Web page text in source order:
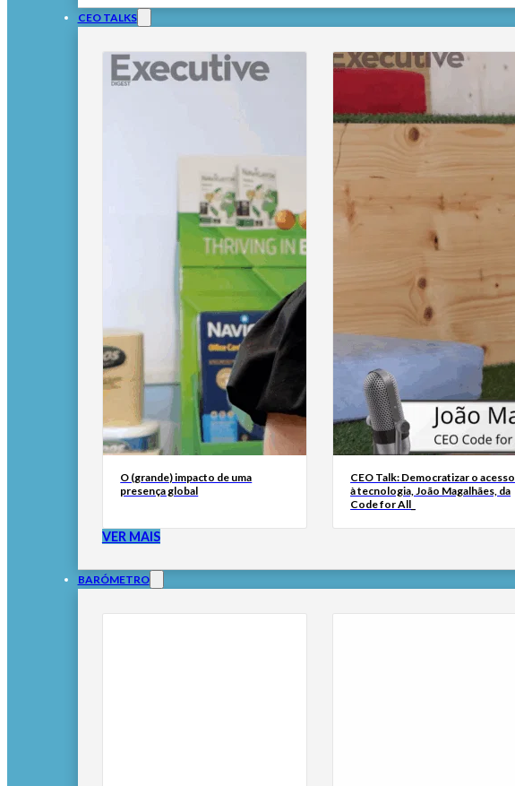
CEO TALKS
O (grande) impacto de uma
presença global
CEO Talk: Democratizar o acesso
à tecnologia, João Magalhães, da
Code for All_
VER MAIS
BARÓMETRO